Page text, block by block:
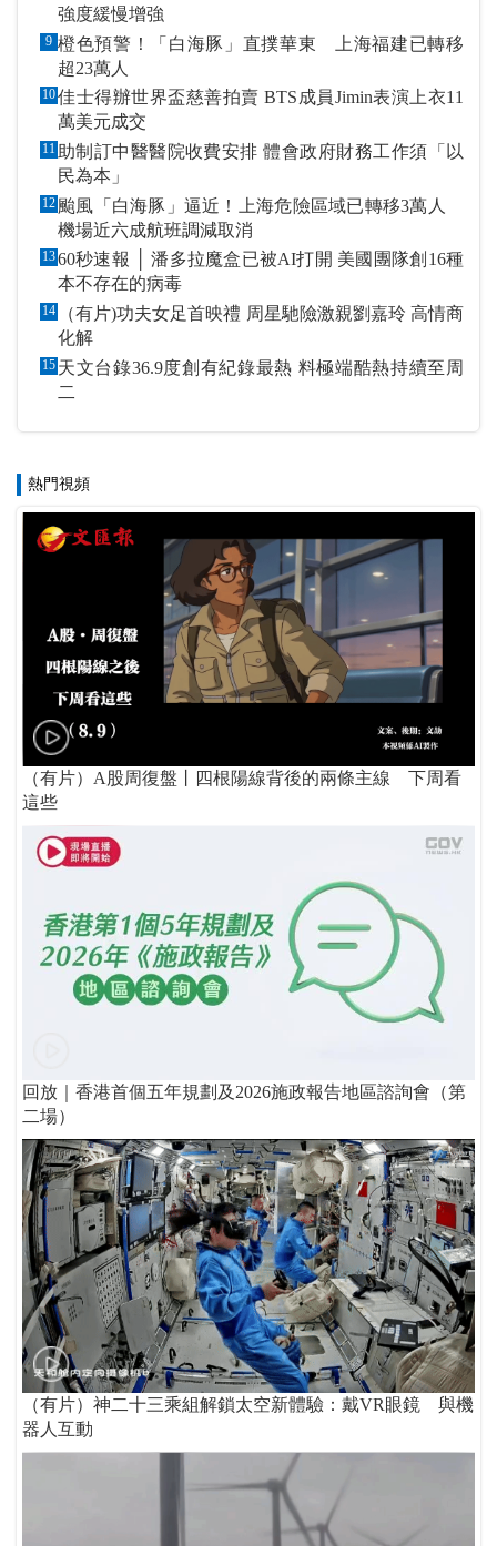
強度緩慢增強
9 橙色預警！「白海豚」直撲華東 上海福建已轉移
超23萬人
10佳士得辦世界盃慈善拍賣 BTS成員Jimin表演上衣11
萬美元成交
11 助制訂中醫醫院收費安排 體會政府財務工作須「以
民為本」
12 颱風「白海豚」逼近！上海危險區域已轉移3萬人
機場近六成航班調減取消
1360秒速報 │ 潘多拉魔盒已被AI打開 美國團隊創16種
本不存在的病毒
14
（有片)功夫女足首映禮 周星馳險激親劉嘉玲 高情商
化解
15 天文台錄36.9度創有紀錄最熱 料極端酷熱持續至周
二
熱門視頻
（有片）A股周復盤丨四根陽線背後的兩條主線 下周看
這些
回放｜香港首個五年規劃及2026施政報告地區諮詢會（第
二場）
（有片）神二十三乘組解鎖太空新體驗：戴VR眼鏡 與機
器人互動